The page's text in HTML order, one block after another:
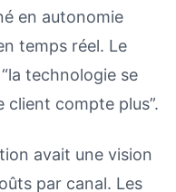
en autonomie
temps réel. Le
technologie se
client compte plus”.
avait une vision
par canal. Les